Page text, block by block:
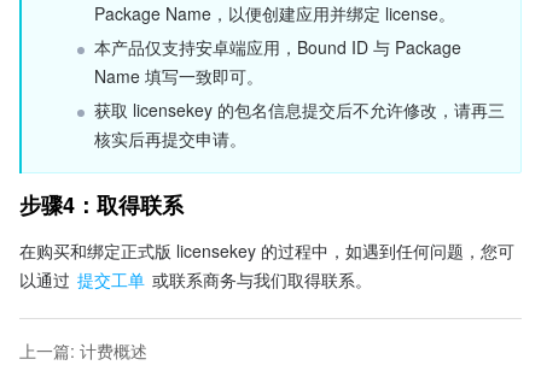
Package Name，以便创建应用并绑定 license。
本产品仅支持安卓端应用，Bound ID 与 Package
Name 填写一致即可。
获取 licensekey 的包名信息提交后不允许修改，请再三
核实后再提交申请。
步骤4：取得联系
在购买和绑定正式版 licensekey 的过程中，如遇到任何问题，您可
以通过 提交工单 或联系商务与我们取得联系。
上一篇: 计费概述